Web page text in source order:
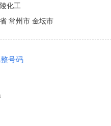
化工
常州市 金坛市
号码